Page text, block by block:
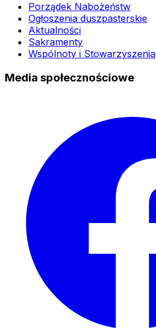
Porządek Nabożeństw
Ogłoszenia duszpasterskie
Aktualności
Sakramenty
Wspólnoty i Stowarzyszenia
Media społecznościowe